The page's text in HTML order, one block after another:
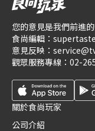
您的意見是我們前進
食尚編輯：
意見反映：
觀眾服務專線： 02-
關於食尚玩家
公司介紹